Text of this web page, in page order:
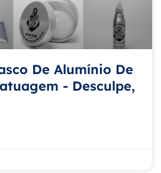
De Alumínio De
- Desculpe,